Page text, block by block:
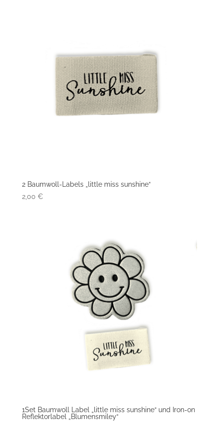
2 Baumwoll-Labels „little miss sunshine“
2,00 €
1Set Baumwoll Label „little miss sunshine“ und Iron-on
Reflektorlabel „Blumensmiley“